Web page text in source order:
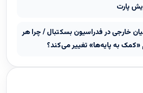
پارت
خارجی در فدراسیون بسکتبال / چرا هر